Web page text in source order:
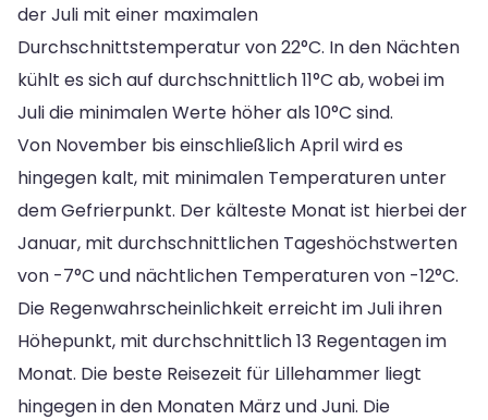
der Juli mit einer maximalen
Durchschnittstemperatur von 22°C. In den Nächten
kühlt es sich auf durchschnittlich 11°C ab, wobei im
Juli die minimalen Werte höher als 10°C sind.
Von November bis einschließlich April wird es
hingegen kalt, mit minimalen Temperaturen unter
dem Gefrierpunkt. Der kälteste Monat ist hierbei der
Januar, mit durchschnittlichen Tageshöchstwerten
von -7°C und nächtlichen Temperaturen von -12°C.
Die Regenwahrscheinlichkeit erreicht im Juli ihren
Höhepunkt, mit durchschnittlich 13 Regentagen im
Monat. Die beste Reisezeit für Lillehammer liegt
hingegen in den Monaten März und Juni. Die